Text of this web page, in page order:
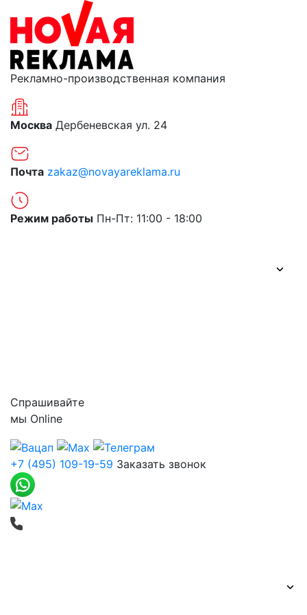
Рекламно-производственная компания
Москва Дербеневская ул. 24
Почта zakaz@novayareklama.ru
Режим работы Пн-Пт: 11:00 - 18:00
Спрашивайте
мы Online
+7 (495) 109-19-59 Заказать звонок